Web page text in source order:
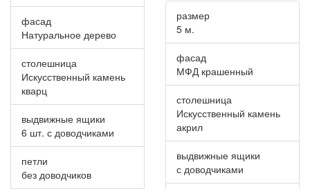
фасад
Натуральное дерево
столешница
Искусственный камень
кварц
выдвижные ящики
6 шт. с доводчиками
петли
без доводчиков
размер
5 м.
фасад
МФД крашенный
столешница
Искусственный камень
акрил
выдвижные ящики
с доводчиками